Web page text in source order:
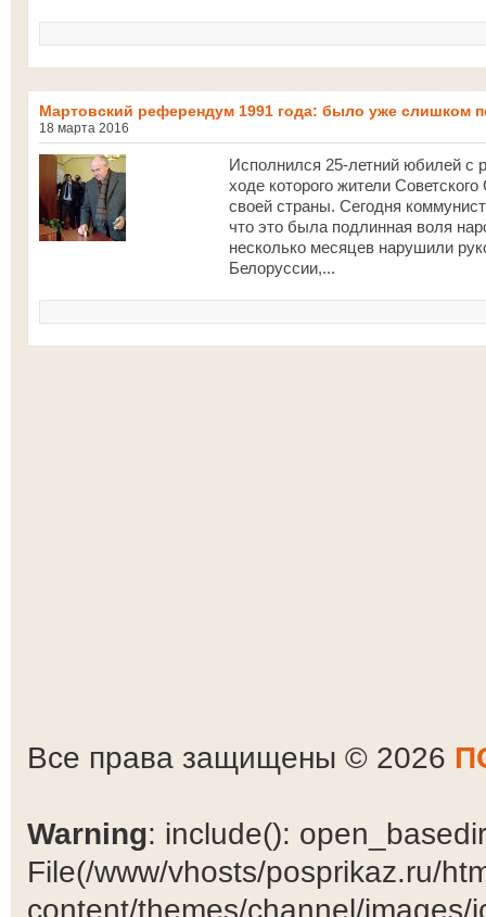
Мартовский референдум 1991 года: было уже слишком
18 марта 2016
Исполнился 25-летний юбилей с
ходе которого жители
своей страны. Сегодня
что это была подлинная воля
несколько месяцев нарушили
Белоруссии,...
Все права защищены © 2026
Warning: include():
File(/www/vhosts/posprikaz.ru/
content/themes/channel/